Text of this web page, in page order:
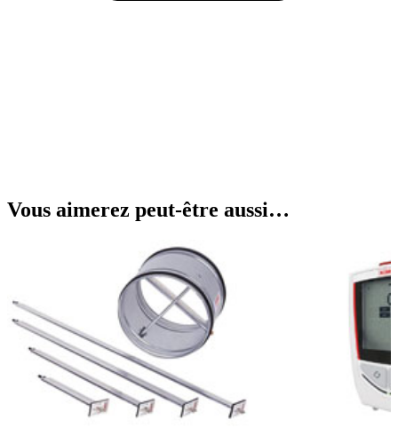
Vous aimerez peut-être aussi…